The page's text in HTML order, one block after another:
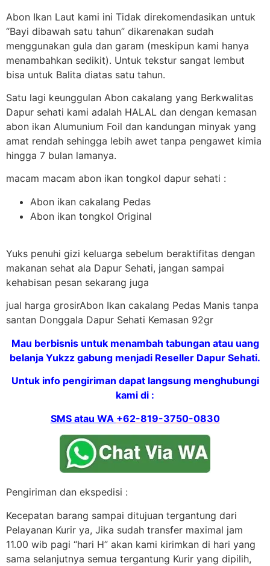
Abon Ikan Laut kami ini Tidak direkomendasikan untuk
“Bayi dibawah satu tahun” dikarenakan sudah
menggunakan gula dan garam (meskipun kami hanya
menambahkan sedikit). Untuk tekstur sangat lembut
bisa untuk Balita diatas satu tahun.
Satu lagi keunggulan Abon cakalang yang Berkwalitas
Dapur sehati kami adalah HALAL dan dengan kemasan
abon ikan Alumunium Foil dan kandungan minyak yang
amat rendah sehingga lebih awet tanpa pengawet kimia
hingga 7 bulan lamanya.
macam macam abon ikan tongkol dapur sehati :
Abon ikan cakalang Pedas
Abon ikan tongkol Original
Yuks penuhi gizi keluarga sebelum beraktifitas dengan
makanan sehat ala Dapur Sehati, jangan sampai
kehabisan pesan sekarang juga
jual harga grosirAbon Ikan cakalang Pedas Manis tanpa
santan Donggala Dapur Sehati Kemasan 92gr
Mau berbisnis untuk menambah tabungan atau uang
belanja Yukzz gabung menjadi Reseller Dapur Sehati.
Untuk info pengiriman dapat langsung menghubungi
kami di :
SMS atau WA +62-819-3750-0830
Pengiriman dan ekspedisi :
Kecepatan barang sampai ditujuan tergantung dari
Pelayanan Kurir ya, Jika sudah transfer maximal jam
11.00 wib pagi “hari H” akan kami kirimkan di hari yang
sama selanjutnya semua tergantung Kurir yang dipilih,